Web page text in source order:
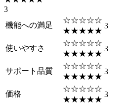
3
機能への満足
☆☆☆☆☆
★★★★★
3
使いやすさ
☆☆☆☆☆
★★★★★
3
サポート品質
☆☆☆☆☆
★★★★★
3
価格
☆☆☆☆☆
★★★★★
3